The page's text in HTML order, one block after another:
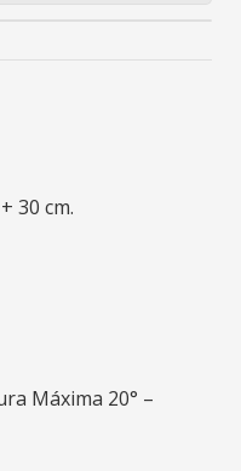
30 cm.
Máxima 20° –